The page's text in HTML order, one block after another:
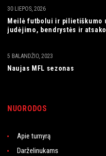
Meilė futbolui ir pilietiškumo
judėjimo, bendrystės ir
30 LIEPOS, 2026
Naujas MFL sezonas
5 BALANDŽIO, 2023
NUORODOS
Apie turnyrą
Darželinukams